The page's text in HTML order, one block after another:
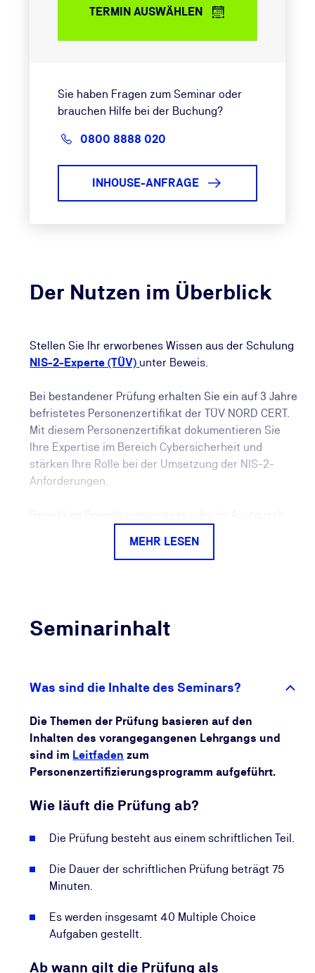
Der Nutzen im Überblick
Stellen Sie Ihr erworbenes Wissen aus der Schulung
NIS-2-Experte (TÜV) unter Beweis.
Bei bestandener Prüfung erhalten Sie ein auf 3 Jahre
befristetes Personenzertifikat der TÜV NORD CERT.
Mit diesem Personenzertifikat dokumentieren Sie
Ihre Expertise im Bereich Cybersicherheit und
stärken Ihre Rolle bei der Umsetzung der NIS-2-
Anforderungen.
ist deutlich aussagekräftiger als eine reine
Auch langfristig profitieren Sie: Die TÜV NORD CERT
Ihre Kompetenzen aktuell zu halten. So stellen Sie
Sie Ihre beruflichen Chancen kontinuierlich
ausbauen.
MEHR LESEN
Seminarinhalt
Was sind die Inhalte des Seminars?
Die Themen der Prüfung basieren auf den
Inhalten des vorangegangenen Lehrgangs und
sind im Leitfaden zum
Personenzertifizierungsprogramm aufgeführt.
Wie läuft die Prüfung ab?
Die Prüfung besteht aus einem schriftlichen Teil.
Die Dauer der schriftlichen Prüfung beträgt 75
Minuten.
Es werden insgesamt 40 Multiple Choice
Aufgaben gestellt.
Ab wann gilt die Prüfung als
TERMIN AUSWÄHLEN
Sie haben Fragen zum Seminar oder
brauchen Hilfe bei der Buchung?
0800 8888 020
INHOUSE-ANFRAGE